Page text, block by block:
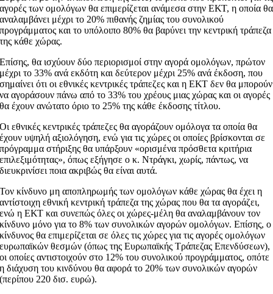
αγορές των ομολόγων θα επιμερίζεται ανάμεσα στην ΕΚΤ, η οποία θα
αναλαμβάνει μέχρι το 20% πιθανής ζημίας του συνολικού
προγράμματος και το υπόλοιπο 80% θα βαρύνει την κεντρική τράπεζα
της κάθε χώρας.
Επίσης, θα ισχύουν δύο περιορισμοί στην αγορά ομολόγων, πρώτον
μέχρι το 33% ανά εκδότη και δεύτερον μέχρι 25% ανά έκδοση, που
σημαίνει ότι οι εθνικές κεντρικές τράπεζες και η ΕΚΤ δεν θα μπορούν
να αγοράσουν πάνω από το 33% του χρέους μιας χώρας και οι αγορές
θα έχουν ανώτατο όριο το 25% της κάθε έκδοσης τίτλου.
Οι εθνικές κεντρικές τράπεζες θα αγοράζουν ομόλογα τα οποία θα
έχουν υψηλή αξιολόγηση, ενώ για τις χώρες οι οποίες βρίσκονται σε
πρόγραμμα στήριξης θα υπάρξουν «ορισμένα πρόσθετα κριτήρια
επιλεξιμότητας», όπως εξήγησε ο κ. Ντράγκι, χωρίς, πάντως, να
διευκρινίσει ποια ακριβώς θα είναι αυτά.
Τον κίνδυνο μη αποπληρωμής των ομολόγων κάθε χώρας θα έχει η
αντίστοιχη εθνική κεντρική τράπεζα της χώρας που θα τα αγοράζει,
ενώ η ΕΚΤ και συνεπώς όλες οι χώρες-μέλη θα αναλαμβάνουν τον
κίνδυνο μόνο για το 8% των συνολικών αγορών ομολόγων. Επίσης, ο
κίνδυνος θα επιμερίζεται σε όλες τις χώρες για τις αγορές ομολόγων
ευρωπαϊκών θεσμών (όπως της Ευρωπαϊκής Τράπεζας Επενδύσεων),
οι οποίες αντιστοιχούν στο 12% του συνολικού προγράμματος, οπότε
η διάχυση του κινδύνου θα αφορά το 20% των συνολικών αγορών
(περίπου 220 δισ. ευρώ).